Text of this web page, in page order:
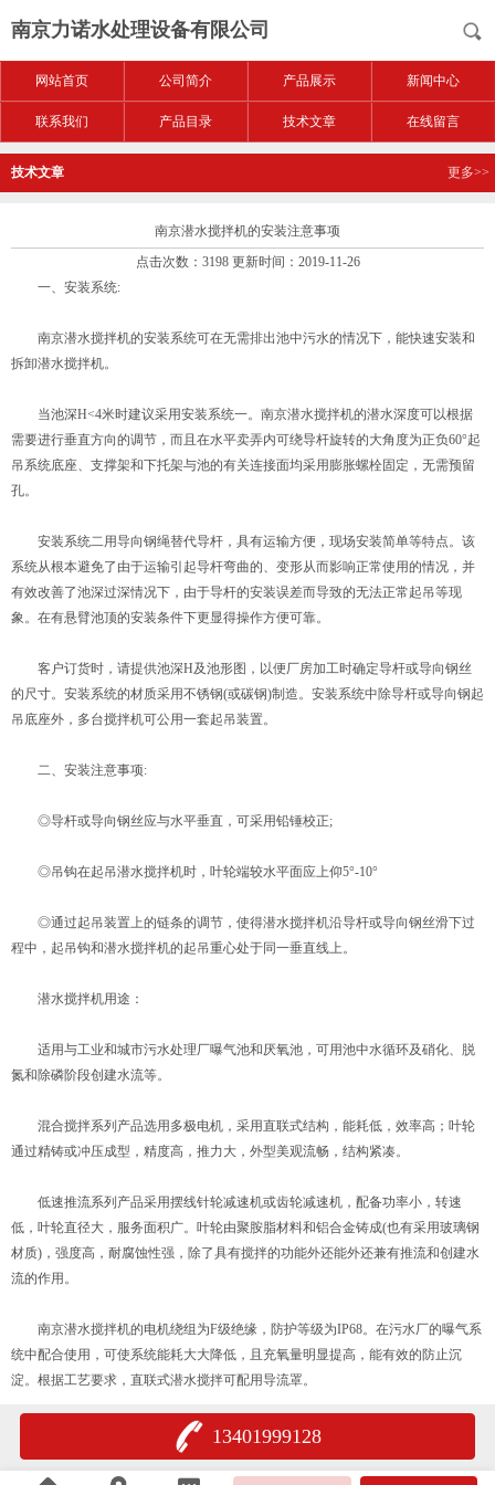
南京力诺水处理设备有限公司
网站首页 公司简介 产品展示 新闻中心
联系我们 产品目录 技术文章 在线留言
技术文章 更多>>
南京潜水搅拌机的安装注意事项
点击次数：3198 更新时间：2019-11-26
一、安装系统:
南京潜水搅拌机的安装系统可在无需排出池中污水的情况下，能快速安装和
拆卸潜水搅拌机。
当池深H<4米时建议采用安装系统一。南京潜水搅拌机的潜水深度可以根据
需要进行垂直方向的调节，而且在水平卖弄内可绕导杆旋转的大角度为正负60°起
吊系统底座、支撑架和下托架与池的有关连接面均采用膨胀螺栓固定，无需预留
孔。
安装系统二用导向钢绳替代导杆，具有运输方便，现场安装简单等特点。该
系统从根本避免了由于运输引起导杆弯曲的、变形从而影响正常使用的情况，并
有效改善了池深过深情况下，由于导杆的安装误差而导致的无法正常起吊等现
象。在有悬臂池顶的安装条件下更显得操作方便可靠。
客户订货时，请提供池深H及池形图，以便厂房加工时确定导杆或导向钢丝
的尺寸。安装系统的材质采用不锈钢(或碳钢)制造。安装系统中除导杆或导向钢起
吊底座外，多台搅拌机可公用一套起吊装置。
二、安装注意事项:
◎导杆或导向钢丝应与水平垂直，可采用铅锤校正;
◎吊钩在起吊潜水搅拌机时，叶轮端较水平面应上仰5°-10°
◎通过起吊装置上的链条的调节，使得潜水搅拌机沿导杆或导向钢丝滑下过
程中，起吊钩和潜水搅拌机的起吊重心处于同一垂直线上。
潜水搅拌机用途：
适用与工业和城市污水处理厂曝气池和厌氧池，可用池中水循环及硝化、脱
氮和除磷阶段创建水流等。
混合搅拌系列产品选用多极电机，采用直联式结构，能耗低，效率高；叶轮
通过精铸或冲压成型，精度高，推力大，外型美观流畅，结构紧凑。
低速推流系列产品采用摆线针轮减速机或齿轮减速机，配备功率小，转速
低，叶轮直径大，服务面积广。叶轮由聚胺脂材料和铝合金铸成(也有采用玻璃钢
材质)，强度高，耐腐蚀性强，除了具有搅拌的功能外还能外还兼有推流和创建水
流的作用。
南京潜水搅拌机的电机绕组为F级绝缘，防护等级为IP68。在污水厂的曝气系
统中配合使用，可使系统能耗大大降低，且充氧量明显提高，能有效的防止沉
淀。根据工艺要求，直联式潜水搅拌可配用导流罩。
13401999128